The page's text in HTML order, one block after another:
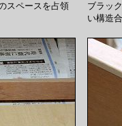
スペースを占領
ブラッ
い構造